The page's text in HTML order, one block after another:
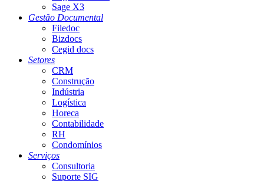
Sage X3
Gestão Documental
Filedoc
Bizdocs
Cegid docs
Setores
CRM
Construção
Indústria
Logística
Horeca
Contabilidade
RH
Condomínios
Serviços
Consultoria
Suporte SIG